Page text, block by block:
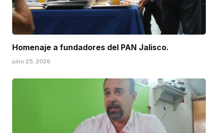
Homenaje a fundadores del PAN Jalisco.
julio 25, 2026